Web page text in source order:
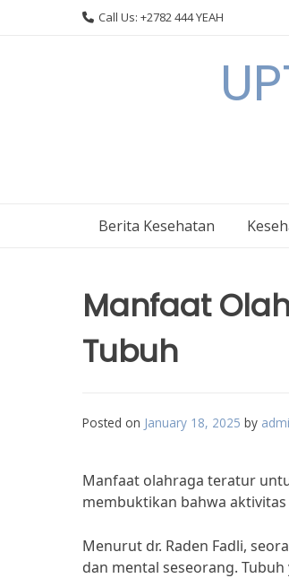
Call Us: +2782 444 YEAH
Berita Kesehatan
Manfaat
Tubuh
Posted on January 18, 2025 by
Manfaat olahraga teratur
membuktikan bahwa
Menurut dr. Raden Fadli,
dan mental seseorang.